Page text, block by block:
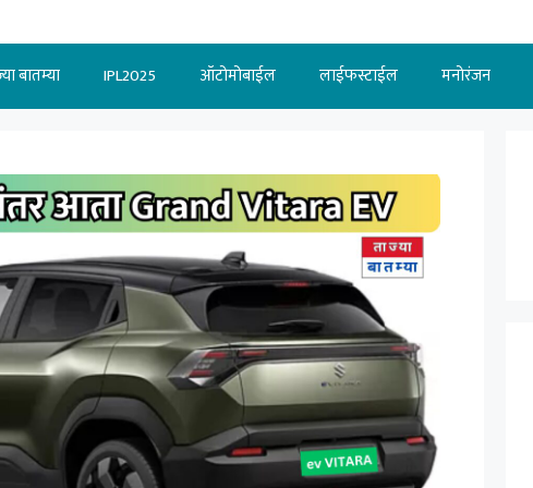
बातम्या IPL2025 ऑटोमोबाईल लाईफस्टाईल मनोरंजन